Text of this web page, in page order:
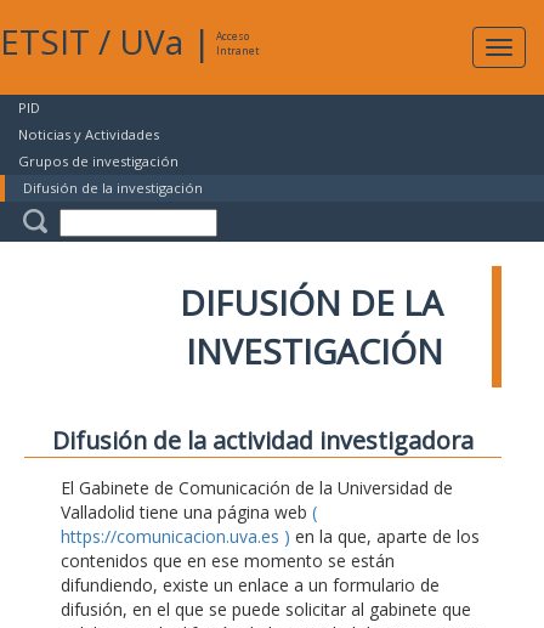
ETSIT / UVa |
Acceso
Intranet
PID
Noticias y Actividades
Grupos de investigación
Difusión de la investigación
DIFUSIÓN DE LA
INVESTIGACIÓN
Difusión de la actividad investigadora
El Gabinete de Comunicación de la Universidad de
Valladolid tiene una página web (
https://comunicacion.uva.es ) en la que, aparte de los
contenidos que en ese momento se están
difundiendo, existe un enlace a un formulario de
difusión, en el que se puede solicitar al gabinete que